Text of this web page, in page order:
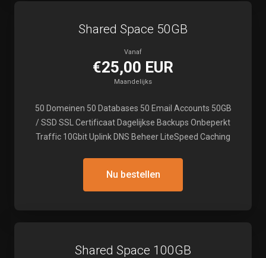
Shared Space 50GB
Vanaf
€25,00 EUR
Maandelijks
50 Domeinen 50 Databases 50 Email Accounts 50GB
/ SSD SSL Certificaat Dagelijkse Backups Onbeperkt
Traffic 10Gbit Uplink DNS Beheer LiteSpeed Caching
Nu bestellen
Shared Space 100GB